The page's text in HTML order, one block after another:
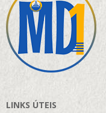
LINKS ÚTEIS